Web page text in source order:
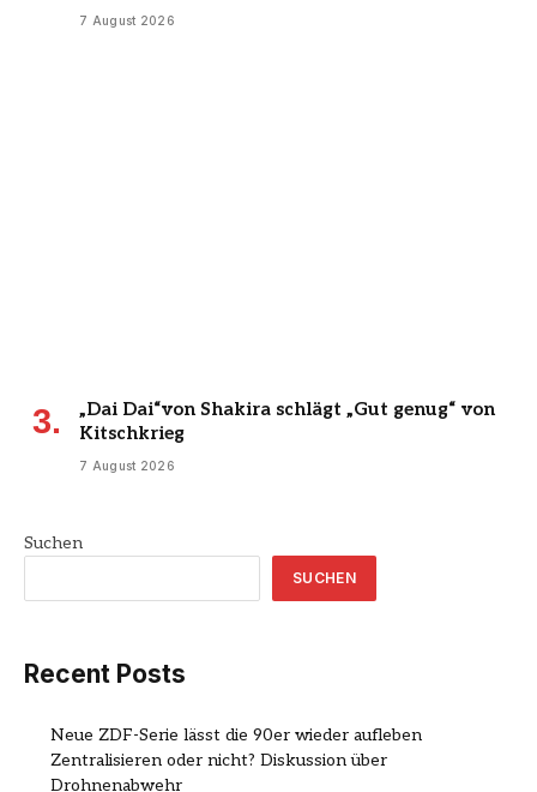
7 August 2026
„Dai Dai“von Shakira schlägt „Gut genug“ von
Kitschkrieg
7 August 2026
Suchen
SUCHEN
Recent Posts
Neue ZDF-Serie lässt die 90er wieder aufleben
Zentralisieren oder nicht? Diskussion über
Drohnenabwehr